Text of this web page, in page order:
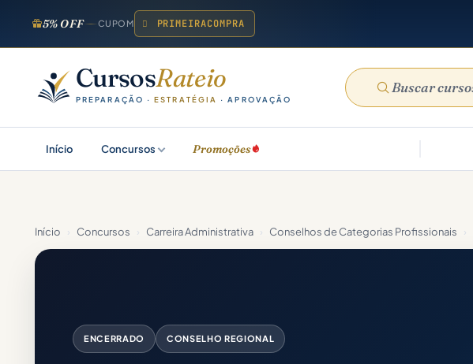
5% OFF CUPOM PRIMEIRACOMPRA
CursosRateio
PREPARAÇÃO ·ESTRATÉGIA · APROVAÇÃO
Início Concursos Promoções
Início › Concursos › Carreira Administrativa › Conselhos de Categorias Profissionais ›
ENCERRADO CONSELHO REGIONAL